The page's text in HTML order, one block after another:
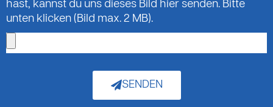
hast, kannst du uns dieses Bild hier senden. Bitte
unten klicken (Bild max. 2 MB).
SENDEN